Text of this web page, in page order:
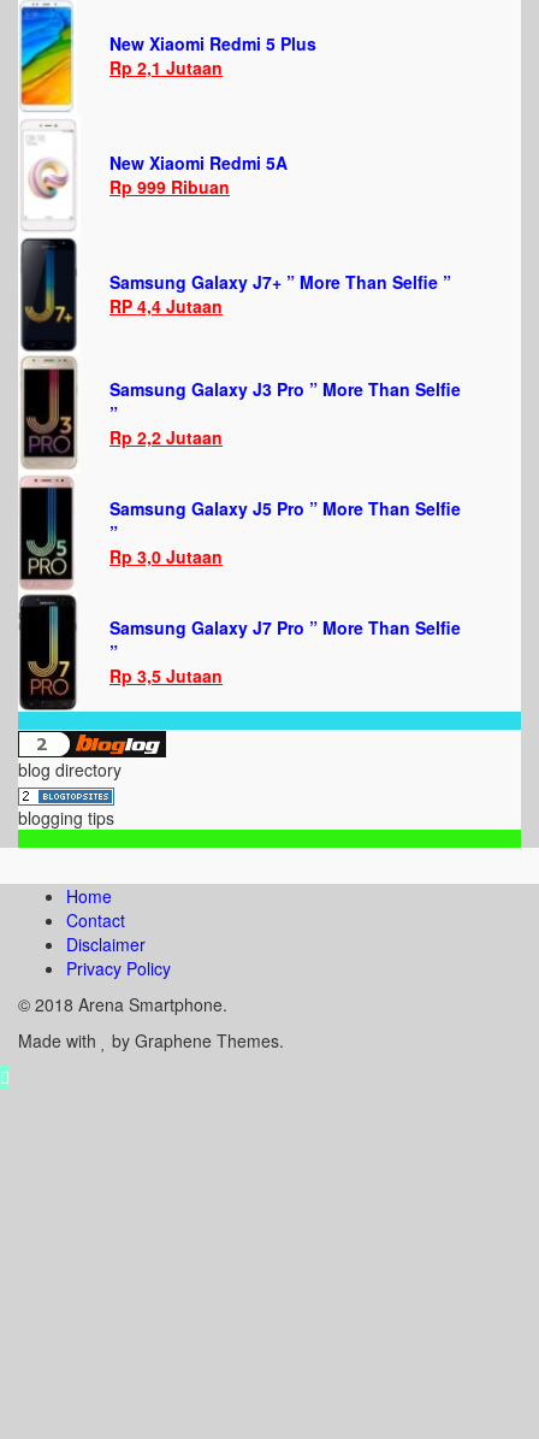
New Xiaomi Redmi 5 Plus
Rp 2,1 Jutaan
New Xiaomi Redmi 5A
Rp 999 Ribuan
Samsung Galaxy J7+ ” More Than Selfie ”
RP 4,4 Jutaan
Samsung Galaxy J3 Pro ” More Than Selfie
”
Rp 2,2 Jutaan
Samsung Galaxy J5 Pro ” More Than Selfie
”
Rp 3,0 Jutaan
Samsung Galaxy J7 Pro ” More Than Selfie
”
Rp 3,5 Jutaan
blog directory
blogging tips
Home
Contact
Disclaimer
Privacy Policy
© 2018 Arena Smartphone.
Made with
by Graphene Themes.